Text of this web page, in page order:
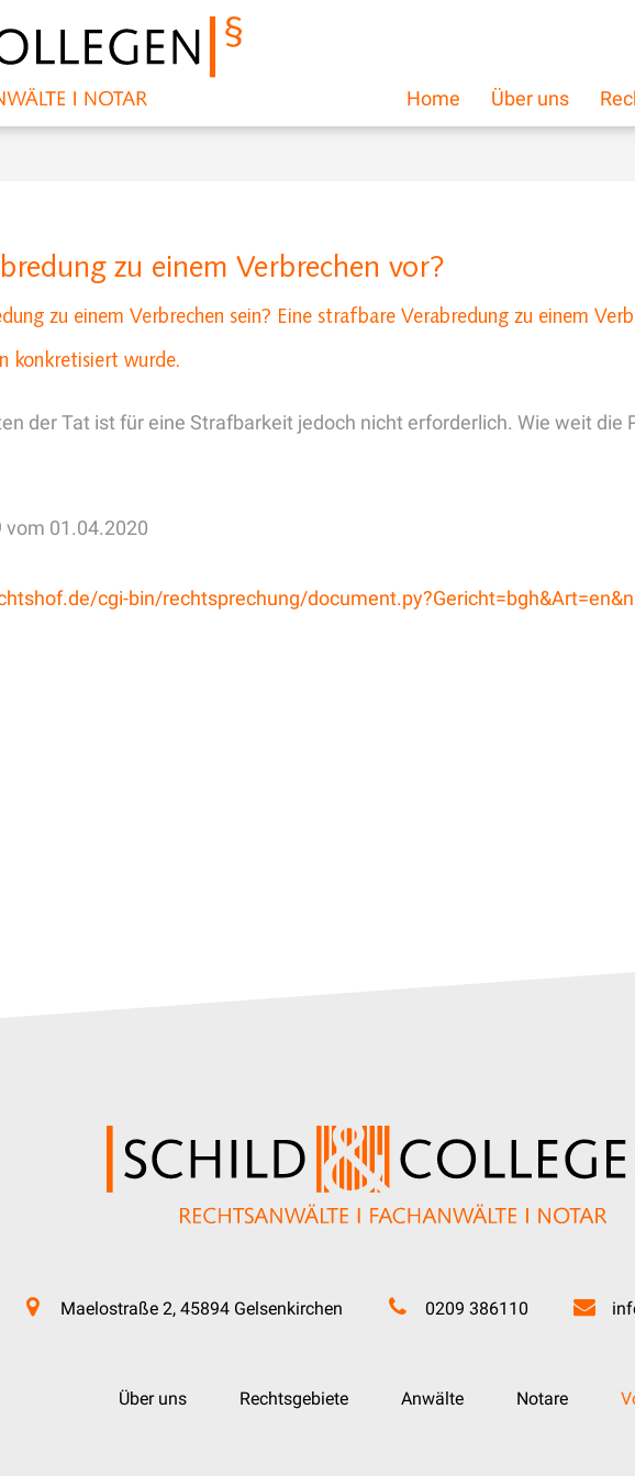
Home Über uns
zu einem Verbrechen vor?
zu einem Verbrechen sein? Eine strafbare Verabredung zu einem
konkretisiert wurde.
der Tat ist für eine Strafbarkeit jedoch nicht erforderlich. Wie weit
vom 01.04.2020
cgi-bin/rechtsprechung/
Maelostraße 2, 45894 Gelsenkirchen 0209 386110
Über uns Rechtsgebiete Anwälte Notare